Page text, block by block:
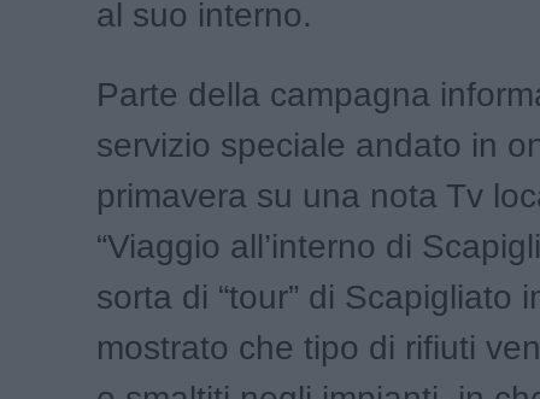
al suo interno.
Parte della campagna
servizio speciale andato in
primavera su una nota Tv
“Viaggio all’interno di
sorta di “tour” di Scapigliato
mostrato che tipo di rifiuti